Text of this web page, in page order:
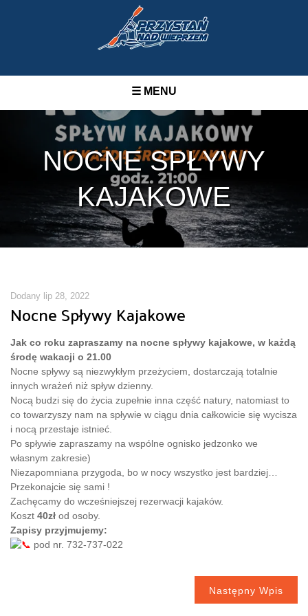
☰ MENU
NOCNE SPŁYWY
KAJAKOWE
Dodany lip 28, 2022
Nocne Spływy Kajakowe
Jak co roku zapraszamy na nocne spływy kajakowe, w każdą
środę wakacji o 21.00
Nocne spływy są niezwykłym przeżyciem, dostarczają totalnie
innych wrażeń niż spływ dzienny.
Nocą budzi się do życia zupełnie inna część natury, natomiast to
co towarzyszy nam na spływie w ciągu dnia całkowicie się wycisza
i nocą przestaje istnieć.
Po spływie zapraszamy na wspólne ognisko jedzonko we
własnym zakresie)
Niezapomniana przygoda, bo w nocy wszystko jest bardziej…
Przekonajcie się sami !
Zachęcamy do wcześniejszej rezerwacji kajaków.
Koszt 40zł od osoby.
Zapisy przyjmujemy:
pod nr. 732-737-022
Następny Wpis